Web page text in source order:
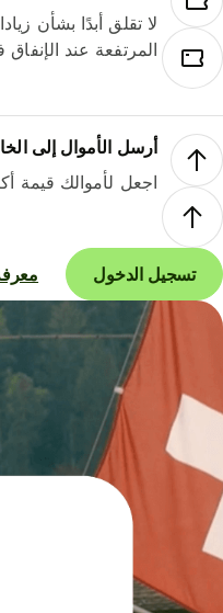
لا تقلق أبدًا بشأن
المرتفعة عند الإنفاق
أرسل الأموال إلى
اجعل لأموالك قيمة
تسجيل الدخول معرفة